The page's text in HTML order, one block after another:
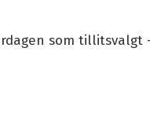
som tillitsvalgt